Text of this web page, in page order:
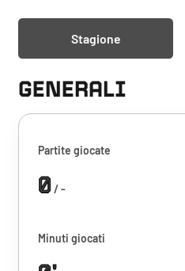
Stagione
GENERALI
Partite giocate
0/ -
Minuti giocati